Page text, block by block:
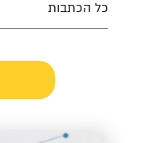
כל הכתבות